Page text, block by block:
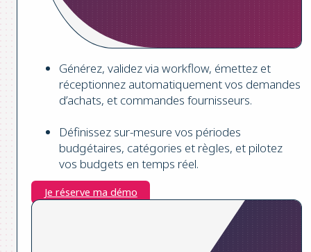
Générez, validez via workflow, émettez et
réceptionnez automatiquement vos demandes
d’achats, et commandes fournisseurs.
Définissez sur-mesure vos périodes
budgétaires, catégories et règles, et pilotez
vos budgets en temps réel.
Je réserve ma démo